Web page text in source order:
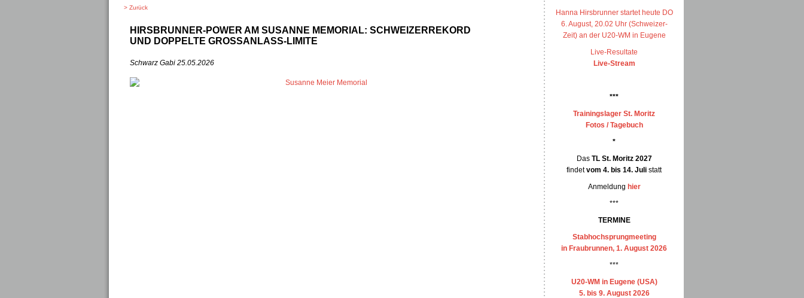
> Zurück
HIRSBRUNNER‑POWER AM SUSANNE MEMORIAL: SCHWEIZERREKORD
UND DOPPELTE GROSSANLASS-LIMITE
Schwarz Gabi 25.05.2026
Hanna Hirsbrunner startet heute DO
6. August, 20.02 Uhr (Schweizer-
Zeit) an der U20-WM in Eugene
Live-Resultate
Live-Stream
***
Trainingslager St. Moritz
Fotos / Tagebuch
*
Das TL St. Moritz 2027
findetvom 4. bis 14. Juli statt
Anmeldung hier
***
TERMINE
Stabhochsprungmeeting
in Fraubrunnen, 1. August 2026
***
U20-WM in Eugene (USA)
5. bis 9. August 2026